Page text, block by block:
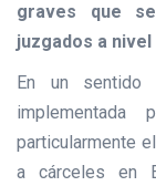
graves que
juzgados a
En un sentido
particularmente
a cárceles en